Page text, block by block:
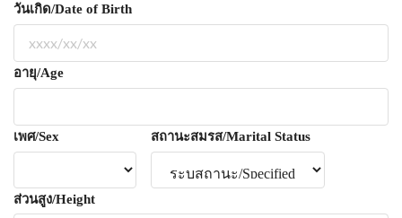
วันเกิด/Date of Birth
อายุ/Age
เพศ/Sex สถานะสมรส/Marital Status
ส่วนสูง/Height